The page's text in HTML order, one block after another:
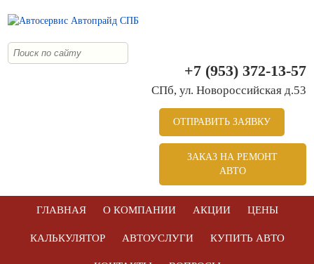
+7 (953) 372-13-57
СПб, ул. Новоросcийская д.53
ОТПРАВИТЬ ЗАЯВКУ
ЗАКАЗ НА РЕМОНТ
АВТО
ГЛАВНАЯ О КОМПАНИИ АКЦИИ ЦЕНЫ
КАЛЬКУЛЯТОР АВТОУСЛУГИ КУПИТЬ АВТО